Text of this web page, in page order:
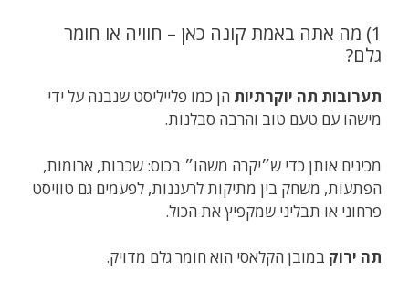
1) מה אתה באמת קונה כאן – חוויה או חומר
גלם?
תערובות תה יוקרתיות הן כמו פלייליסט שנבנה על ידי
מישהו עם טעם טוב והרבה סבלנות.
מכינים אותן כדי ש״יקרה משהו״ בכוס: שכבות, ארומות,
הפתעות, משחק בין מתיקות לרעננות, לפעמים גם טוויסט
פרחוני או תבליני שמקפיץ את הכול.
תה ירוק במובן הקלאסי הוא חומר גלם מדויק.